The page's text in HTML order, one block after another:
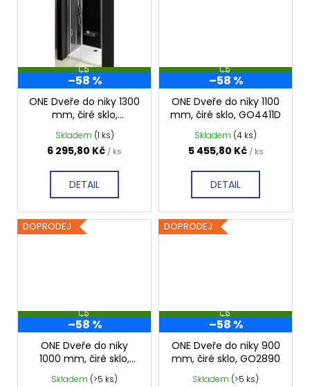
Z
D
A
R
M
A
–58 %
ONE Dveře do niky 1300
mm, čiré sklo,
GO4413D
Skladem (1 ks)
6 295,80 Kč / ks
DETAIL
Z
D
A
R
M
A
–58 %
ONE Dveře do niky 1100
mm, čiré sklo, GO4411D
Skladem (4 ks)
5 455,80 Kč / ks
DETAIL
DOPRODEJ
Z
D
A
R
M
A
–58 %
ONE Dveře do niky
1000 mm, čiré sklo,
GO2810
Skladem (>5 ks)
DOPRODEJ
Z
D
A
R
M
A
–58 %
ONE Dveře do niky 900
mm, čiré sklo, GO2890
Skladem (>5 ks)